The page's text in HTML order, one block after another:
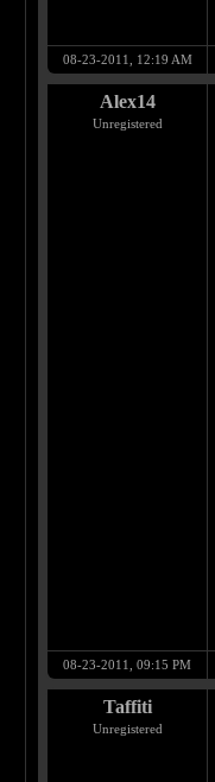
08-23-2011, 12:19 AM
Alex14
Unregistered
08-23-2011, 09:15 PM
Taffiti
Unregistered